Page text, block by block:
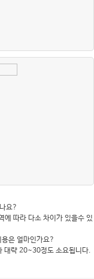
요?
에 따라 다소 차이가 있을수 있
은 얼마인가요?
대략 20~30정도 소요됩니다.